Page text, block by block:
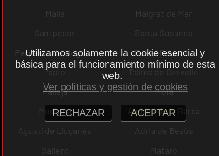
Malla
Malgrat de Mar
Santpedor
Santa Susanna
Perpètua de Mogoda
Fe del Penedès
Papiol
Palma de Cervelló
Pallejà
Moià
Mediona
Andreu de la Barca
Agustí de Lluçanès
Adrià de Besòs
Sallent
Mataró
Utilizamos solamente la cookie esencial y
básica para el funcionamiento mínimo de esta
web.
Ver políticas y gestión de cookies
RECHAZAR ACEPTAR